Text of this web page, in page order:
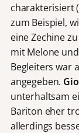
charakterisiert
zum Beispiel,
eine Zechine
mit Melone
Begleiters war
angegeben.
unterhaltsam
Bariton eher
allerdings